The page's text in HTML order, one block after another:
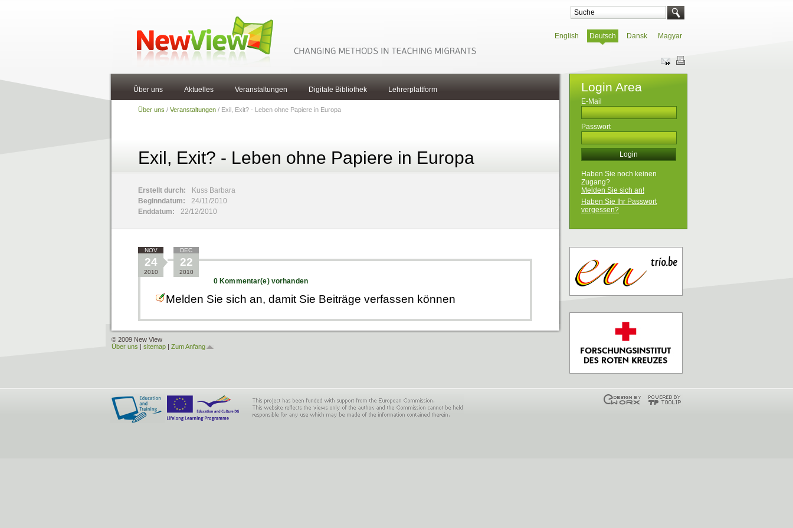
English Deutsch Dansk Magyar
Über uns Aktuelles Veranstaltungen Digitale Bibliothek Lehrerplattform
Über uns / Veranstaltungen / Exil, Exit? - Leben ohne Papiere in Europa
Exil, Exit? - Leben ohne Papiere in Europa
Erstellt durch:
Kuss Barbara
Beginndatum:
24/11/2010
Enddatum:
22/12/2010
NOV
24
2010
DEC
22
2010
0 Kommentar(e) vorhanden
Melden Sie sich an, damit Sie Beiträge verfassen können
© 2009 New View
Über uns | sitemap | Zum Anfang
Login Area
E-Mail
Passwort
Haben Sie noch keinen
Zugang?
Melden Sie sich an!
Haben Sie Ihr Passwort
vergessen?